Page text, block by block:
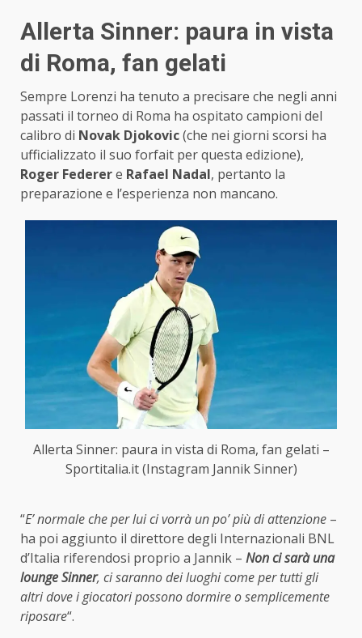
Allerta Sinner: paura in vista
di Roma, fan gelati
Sempre Lorenzi ha tenuto a precisare che negli anni
passati il torneo di Roma ha ospitato campioni del
calibro di Novak Djokovic(che nei giorni scorsi ha
ufficializzato il suo forfait per questa edizione),
Roger Federere Rafael Nadal, pertanto la
preparazione e l’esperienza non mancano.
Allerta Sinner: paura in vista di Roma, fan gelati –
Sportitalia.it (Instagram Jannik Sinner)
“E’ normale che per lui ci vorrà un po’ più di attenzione –
ha poi aggiunto il direttore degli Internazionali BNL
d’Italia riferendosi proprio a Jannik – Non ci sarà una
lounge Sinner, ci saranno dei luoghi come per tutti gli
altri dove i giocatori possono dormire o semplicemente
riposare“.